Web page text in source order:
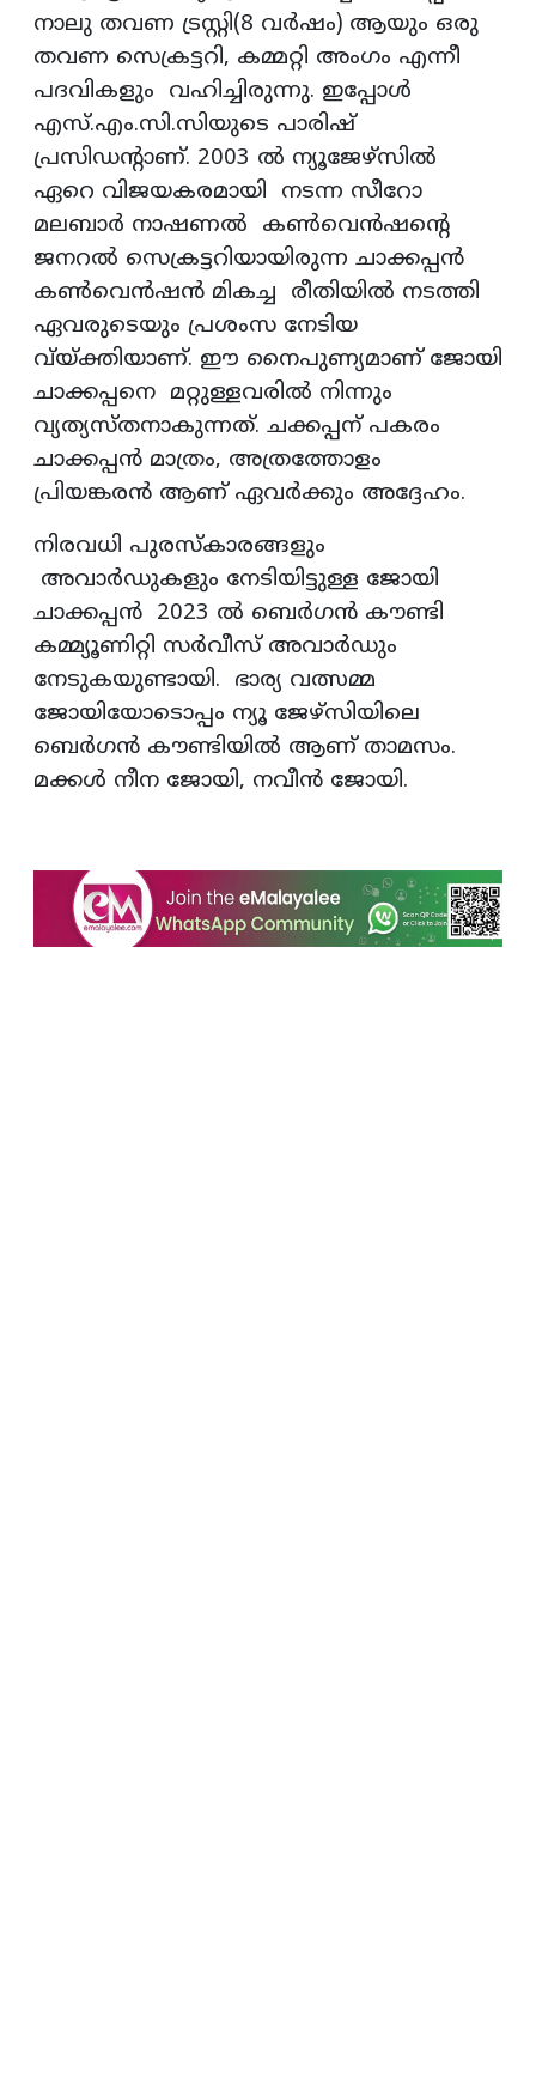
നാലു തവണ ട്രസ്റ്റി(8 വര്‍ഷം) ആയും ഒരു
തവണ സെക്രട്ടറി, കമ്മറ്റി അംഗം എന്നീ
പദവികളും വഹിച്ചിരുന്നു. ഇപ്പോള്‍
എസ്.എം.സി.സിയുടെ പാരിഷ്
പ്രസിഡന്റാണ്. 2003 ല്‍ ന്യൂജേഴ്സില്‍
ഏറെ വിജയകരമായി നടന്ന സീറോ
മലബാര്‍ നാഷണല്‍ കണ്‍വെന്‍ഷന്റെ
ജനറല്‍ സെക്രട്ടറിയായിരുന്ന ചാക്കപ്പന്‍
കണ്‍വെന്‍ഷന്‍ മികച്ച രീതിയില്‍ നടത്തി
ഏവരുടെയും പ്രശംസ നേടിയ
വ്യ്ക്തിയാണ്. ഈ നൈപുണ്യമാണ് ജോയി
ചാക്കപ്പനെ മറ്റുള്ളവരില്‍ നിന്നും
വ്യത്യസ്തനാകുന്നത്. ചക്കപ്പന് പകരം
ചാക്കപ്പന്‍ മാത്രം, അത്രത്തോളം
പ്രിയങ്കരന്‍ ആണ് ഏവര്‍ക്കും അദ്ദേഹം.
നിരവധി പുരസ്‌കാരങ്ങളും
അവാര്‍ഡുകളും നേടിയിട്ടുള്ള ജോയി
ചാക്കപ്പന്‍ 2023 ല്‍ ബെര്‍ഗന്‍ കൗണ്ടി
കമ്മ്യൂണിറ്റി സര്‍വീസ് അവാര്‍ഡും
നേടുകയുണ്ടായി. ഭാര്യ വത്സമ്മ
ജോയിയോടൊപ്പം ന്യൂ ജേഴ്‌സിയിലെ
ബെര്‍ഗന്‍ കൗണ്ടിയില്‍ ആണ് താമസം.
മക്കള്‍ നീന ജോയി, നവീന്‍ ജോയി.